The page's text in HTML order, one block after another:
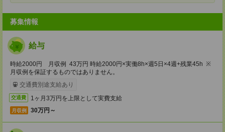
募集情報
給与
時給2000円 月収例 43万円 時給2000円×実働8h×週5日×4週+残業45h ※
月収例を保証するものではありません。
交通費別途支給あり
交通費 1ヶ月3万円を上限として実費支給
月収例 30万円～